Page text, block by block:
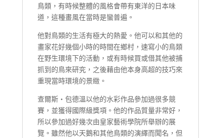
鳥類，有時候整體的風格會帶有東洋的日本味
道，這種畫風在當時是蠻普遍。
他對鳥類的生活有極大的熱愛。他可以和其他的
畫家花好幾個小時的時間在鄉村，速寫小的鳥類
在野生環境下的活動，或有時候買或借其他被捕
抓到的鳥來研究，之後藉由他本身高超的技巧來
重現當時環境的景緻。
查爾斯‧包德溫以他的水彩作品參加過很多競
賽，並獲得國際級獎項。他的作品質量非常好，
所以參加過好幾次由皇家藝術學院所舉辦的展
覽。雖然他以天鵝和其他鳥類的演繹而聞名，但